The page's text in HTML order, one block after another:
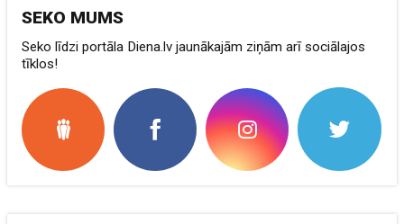
SEKO MUMS
Seko līdzi portāla Diena.lv jaunākajām ziņām arī sociālajos
tīklos!